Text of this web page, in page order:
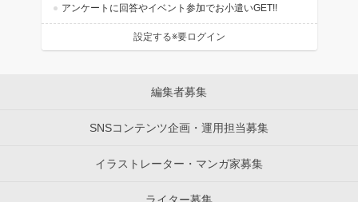
アンケートに回答やイベント参加でお小遣いGET!!
設定する※要ログイン
編集者募集
SNSコンテンツ企画・運用担当募集
イラストレーター・マンガ家募集